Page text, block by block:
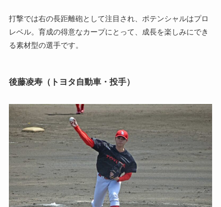
打撃では右の長距離砲として注目され、ポテンシャルはプロ
レベル。育成の得意なカープにとって、成長を楽しみにでき
る素材型の選手です。
後藤凌寿（トヨタ自動車・投手）